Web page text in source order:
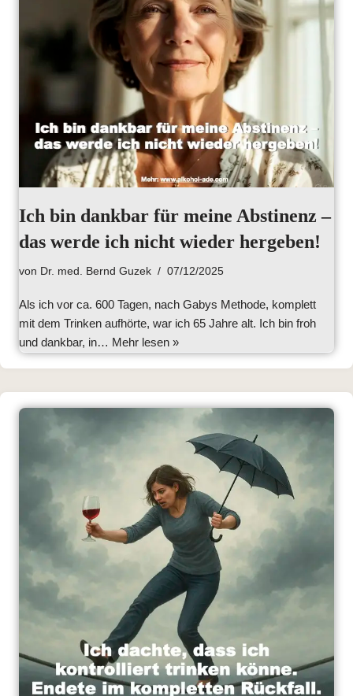
Ich bin dankbar für meine Abstinenz –
das werde ich nicht wieder hergeben!
von Dr. med. Bernd Guzek 07/12/2025
Als ich vor ca. 600 Tagen, nach Gabys Methode, komplett
mit dem Trinken aufhörte, war ich 65 Jahre alt. Ich bin froh
und dankbar, in… Mehr lesen »